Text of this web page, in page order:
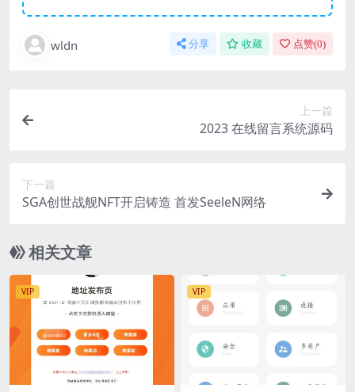
wldn 分享 收藏 点赞(0)
上一篇
2023 在线留言系统源码
下一篇
SGA创世战舰NFT开启铸造 首发SeeleN网络
相关文章
VIP VIP